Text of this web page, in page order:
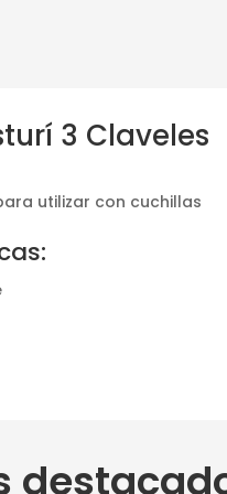
3 Claveles
utilizar con cuchillas